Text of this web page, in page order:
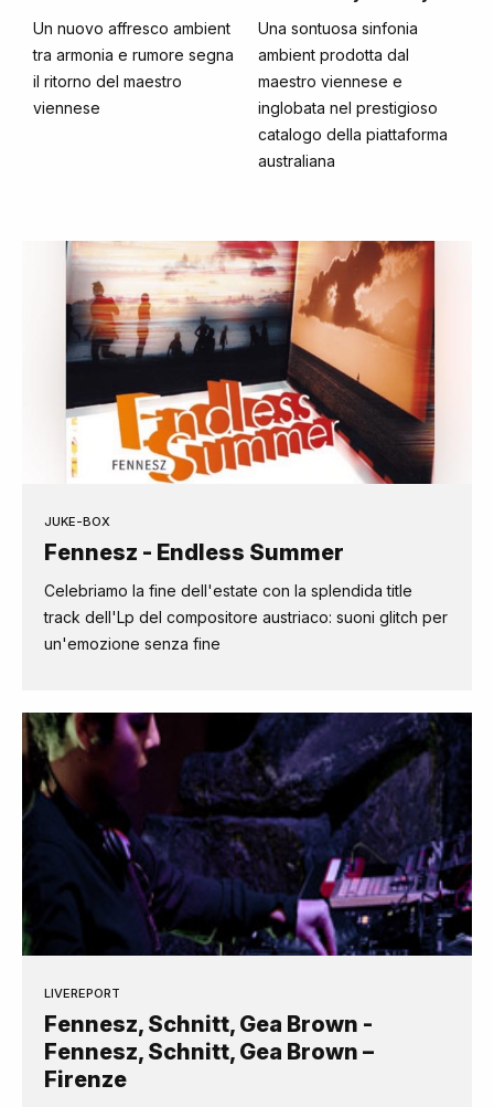
Un nuovo affresco ambient
tra armonia e rumore segna
il ritorno del maestro
viennese
Una sontuosa sinfonia
ambient prodotta dal
maestro viennese e
inglobata nel prestigioso
catalogo della piattaforma
australiana
JUKE-BOX
Fennesz - Endless Summer
Celebriamo la fine dell'estate con la splendida title
track dell'Lp del compositore austriaco: suoni glitch per
un'emozione senza fine
LIVEREPORT
Fennesz, Schnitt, Gea Brown -
Fennesz, Schnitt, Gea Brown –
Firenze